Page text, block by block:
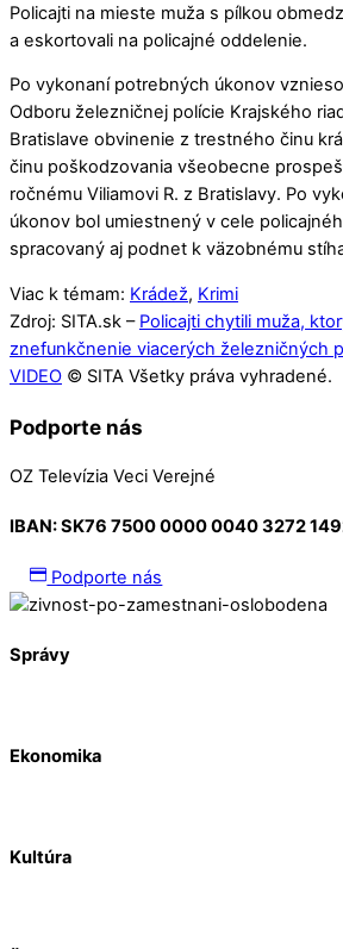
Policajti na mieste muža s pílkou
a eskortovali na policajné oddelenie.
Po vykonaní potrebných úkonov
Odboru železničnej polície Krajského
Bratislave obvinenie z trestného činu
činu poškodzovania všeobecne
ročnému Viliamovi R. z Bratislavy. Po
úkonov bol umiestnený v cele
spracovaný aj podnet k väzobnému
Viac k témam: Krádež, Krimi
Zdroj: SITA.sk – Policajti chytili muža,
znefunkčnenie viacerých železničných
VIDEO © SITA Všetky práva vyhradené.
Podporte nás
OZ Televízia Veci Verejné
IBAN:SK76 7500 0000 0040 3272
Podporte nás
Správy
Ekonomika
Kultúra